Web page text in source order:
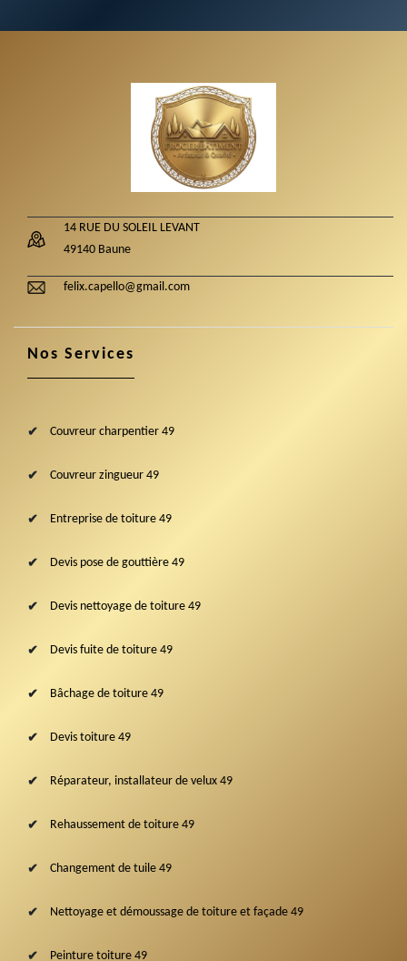
14 RUE DU SOLEIL LEVANT
49140 Baune
felix.capello@gmail.com
Nos Services
Couvreur charpentier 49
Couvreur zingueur 49
Entreprise de toiture 49
Devis pose de gouttière 49
Devis nettoyage de toiture 49
Devis fuite de toiture 49
Bâchage de toiture 49
Devis toiture 49
Réparateur, installateur de velux 49
Rehaussement de toiture 49
Changement de tuile 49
Nettoyage et démoussage de toiture et façade 49
Peinture toiture 49